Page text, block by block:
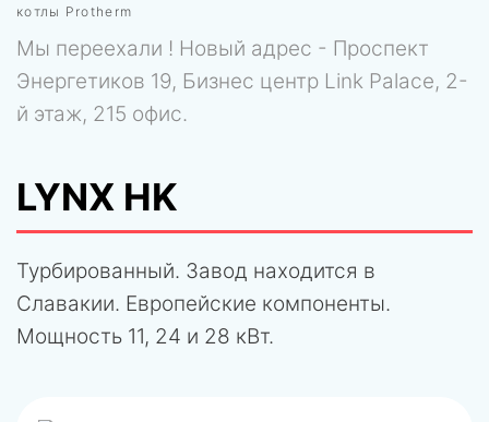
котлы Protherm
Мы переехали ! Новый адрес - Проспект
Энергетиков 19, Бизнес центр Link Palace, 2-
й этаж, 215 офис.
LYNX HK
Турбированный. Завод находится в
Славакии. Европейские компоненты.
Мощность 11, 24 и 28 кВт.